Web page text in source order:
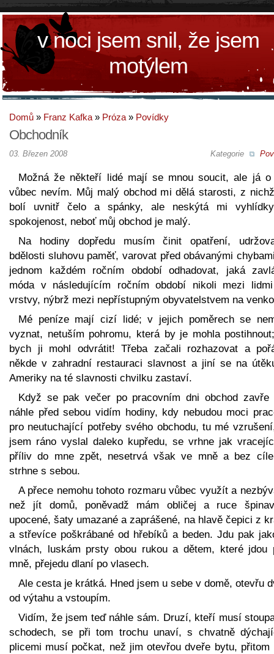
v noci jsem snil, že jsem
motýlem
Domů » Franz Kafka » Próza » Povídky
Obchodník
Kategorie
03. Březen 2008
Možná že někteří lidé mají se mnou soucit, ale já o
vůbec nevím. Můj malý obchod mi dělá starosti, z
bolí uvnitř čelo a spánky, ale neskýtá mi
spokojenost, neboť můj obchod je malý.
Na hodiny dopředu musím činit opatření,
bdělosti sluhovu paměť, varovat před obávanými
jednom každém ročním období odhadovat, jaká
móda v následujícím ročním období nikoli mezi
vrstvy, nýbrž mezi nepřístupným obyvatelstvem na
Mé peníze mají cizí lidé; v jejich poměrech se
vyznat, netuším pohromu, která by je mohla
bych ji mohl odvrátit! Třeba začali rozhazovat a
někde v zahradní restauraci slavnost a jiní se na
Ameriky na té slavnosti chvilku zastaví.
Když se pak večer po pracovním dni obchod zavře
náhle před sebou vidím hodiny, kdy nebudou moci
pro neutuchající potřeby svého obchodu, tu mé
jsem ráno vyslal daleko kupředu, se vrhne jak
příliv do mne zpět, nesetrvá však ve mně a bez
strhne s sebou.
A přece nemohu tohoto rozmaru vůbec využít a
než jít domů, poněvadž mám obličej a ruce
upocené, šaty umazané a zaprášené, na hlavě čepici z
a střevíce poškrábané od hřebíků a beden. Jdu pak
vlnách, luskám prsty obou rukou a dětem, které jdou
mně, přejedu dlaní po vlasech.
Ale cesta je krátká. Hned jsem u sebe v domě, otevřu
od výtahu a vstoupím.
Vidím, že jsem teď náhle sám. Druzí, kteří musí
schodech, se při tom trochu unaví, s chvatně
plicemi musí počkat, než jim otevřou dveře bytu, přitom